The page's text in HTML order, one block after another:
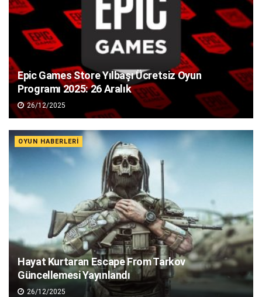
Epic Games Store Yılbaşı Ücretsiz Oyun
Programı 2025: 26 Aralık
26/12/2025
OYUN HABERLERI
Hayat Kurtaran Escape From Tarkov
Güncellemesi Yayınlandı
26/12/2025